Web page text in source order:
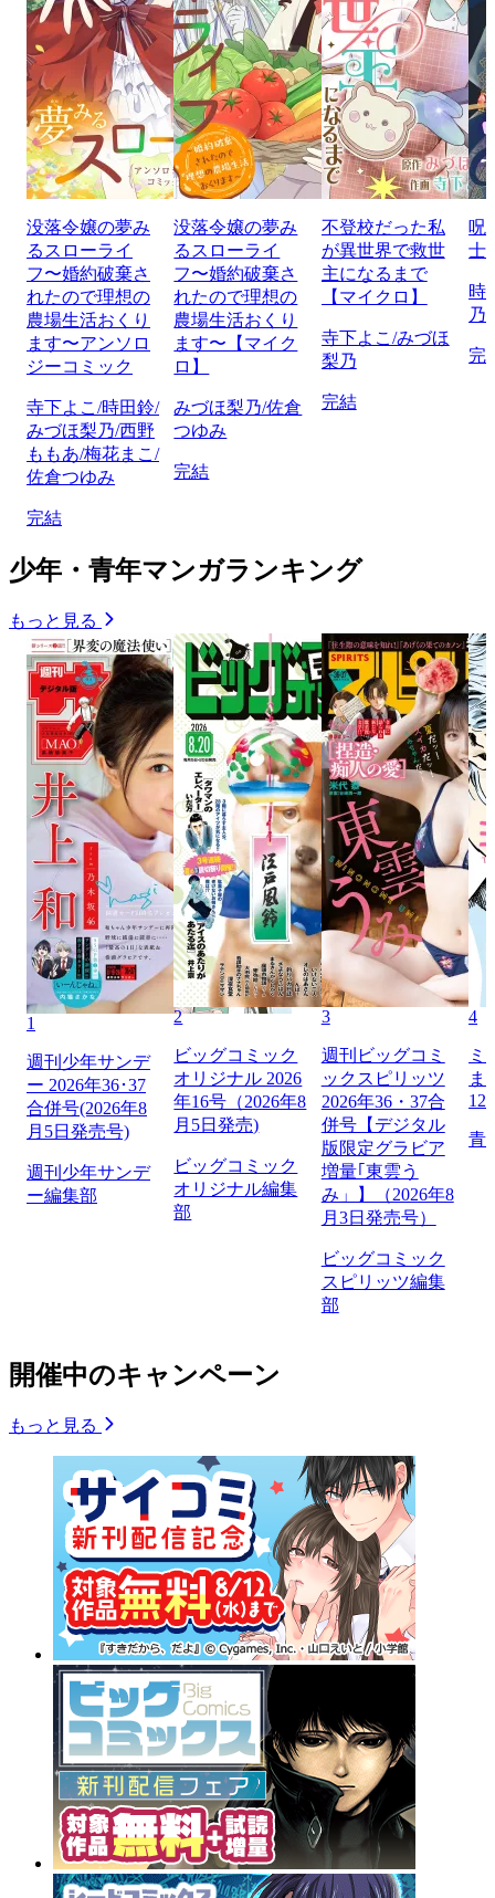
没落令嬢の夢み
るスローライ
フ〜婚約破棄さ
れたので理想の
農場生活おくり
ます〜アンソロ
ジーコミック
寺下よこ/時田鈴/
みづほ梨乃/西野
ももあ/梅花まこ/
佐倉つゆみ
完結
没落令嬢の夢み
るスローライ
フ〜婚約破棄さ
れたので理想の
農場生活おくり
ます〜【マイク
ロ】
みづほ梨乃/佐倉
つゆみ
完結
不登校だった私
が異世界で救世
主になるまで
【マイクロ】
寺下よこ/みづほ
梨乃
完結
呪
士
時
乃
完
少年・青年マンガランキング
もっと見る
1
週刊少年サンデ
ー 2026年36･37
合併号(2026年8
月5日発売号)
週刊少年サンデ
ー編集部
2
ビッグコミック
オリジナル 2026
年16号（2026年8
月5日発売)
ビッグコミック
オリジナル編集
部
3
週刊ビッグコミ
ックスピリッツ
2026年36・37合
併号【デジタル
版限定グラビア
増量｢東雲う
み」】（2026年8
月3日発売号）
ビッグコミック
スピリッツ編集
部
4
ミ
ま
129
青
開催中のキャンペーン
もっと見る